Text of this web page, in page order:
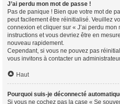
J’ai perdu mon mot de passe !
Pas de panique ! Bien que votre mot de
peut facilement être réinitialisé. Veuillez
connexion et cliquer sur « J’ai perdu mon
instructions et vous devriez être en
nouveau rapidement.
Cependant, si vous ne pouvez pas
vous invitons à contacter un
Haut
Pourquoi suis-je déconnecté
Si vous ne cochez pas la case « Se